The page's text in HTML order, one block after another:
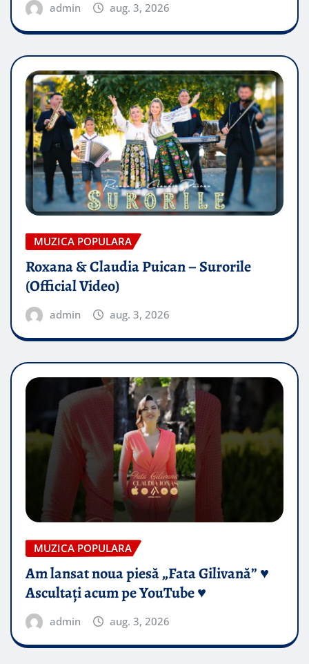
admin aug. 3, 2026
MUZICA POPULARA
Roxana & Claudia Puican – Surorile
(Official Video)
admin aug. 3, 2026
MUZICA POPULARA
Am lansat noua piesă „Fata Gilivană” ♥️
Ascultați acum pe YouTube ♥️
admin aug. 3, 2026